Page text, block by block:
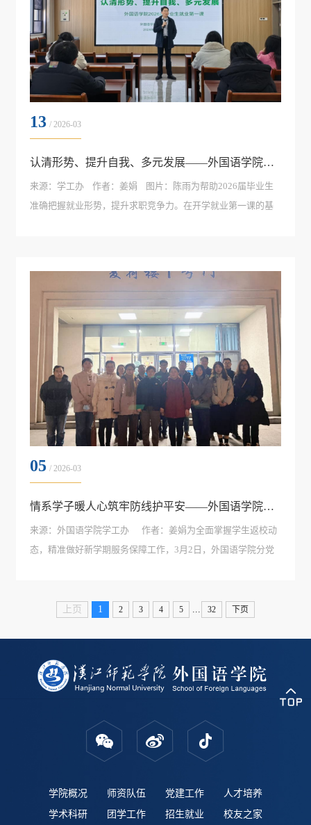
13 / 2026-03
认清形势、提升自我、多元发展——外国语学院持续举办2026届毕业生就业工作交流会
来源：学工办 作者：姜娟 图片：陈雨​为帮助2026届毕业生
准确把握就业形势，提升求职竞争力。在开学就业第一课的基
持。书记领航：深度剖析，...
05 / 2026-03
情系学子暖人心筑牢防线护平安——外国语学院深入宿舍开展走访慰问与安全检查
​来源：外国语学院学工办 作者：姜娟为全面掌握学生返校动
态，精准做好新学期服务保障工作，3月2日，外国语学院分党
查隐患强意识：筑牢宿舍安全防线走访过程中，王官华一行逐
上页 1 2 3 4 5 32 下页
学院概况 师资队伍 党建工作
人才培养
学术科研
团学工作 招生就业 校友之家